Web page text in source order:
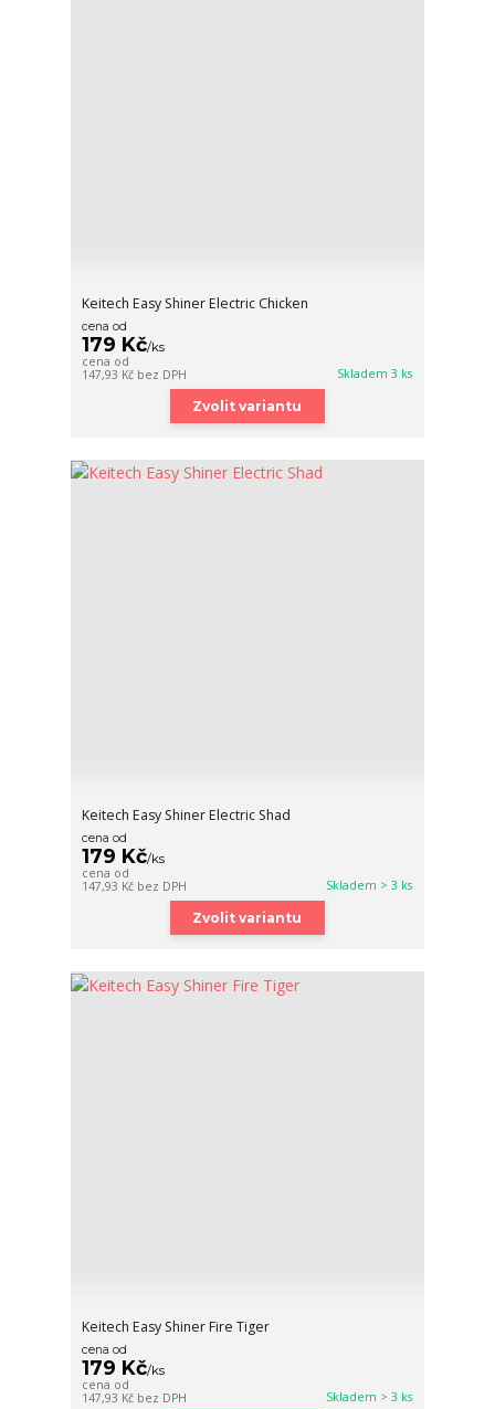
Keitech Easy Shiner Electric Chicken
cena od
179 Kč/ks
cena od
147,93 Kč bez DPH Skladem 3 ks
Zvolit variantu
Keitech Easy Shiner Electric Shad
cena od
179 Kč/ks
cena od
147,93 Kč bez DPH Skladem > 3 ks
Zvolit variantu
Keitech Easy Shiner Fire Tiger
cena od
179 Kč/ks
cena od
147,93 Kč bez DPH Skladem > 3 ks